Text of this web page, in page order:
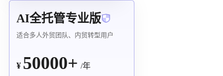
AI全托管专业版
适合多人外贸团队、内贸转型用户
¥ 50000+ /年